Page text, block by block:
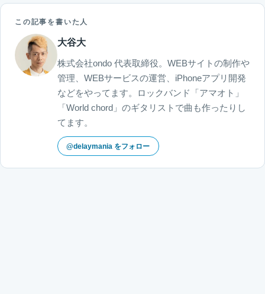
この記事を書いた人
大谷大
株式会社ondo 代表取締役。WEBサイトの制作や
管理、WEBサービスの運営、iPhoneアプリ開発
などをやってます。ロックバンド「アマオト」
「World chord」のギタリストで曲も作ったりし
てます。
@delaymania をフォロー